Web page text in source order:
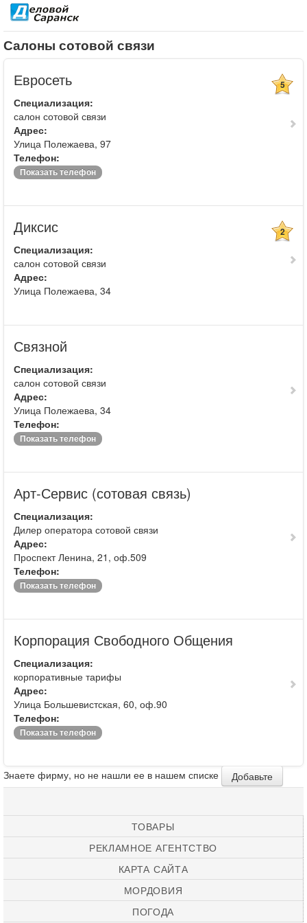
Салоны сотовой связи
Евросеть 5
Специализация:
салон сотовой связи
Адрес:
Улица Полежаева, 97
Телефон:
Показать телефон
Диксис 2
Специализация:
салон сотовой связи
Адрес:
Улица Полежаева, 34
Связной
Специализация:
салон сотовой связи
Адрес:
Улица Полежаева, 34
Телефон:
Показать телефон
Арт-Сервис (сотовая связь)
Специализация:
Дилер оператора сотовой связи
Адрес:
Проспект Ленина, 21, оф.509
Телефон:
Показать телефон
Корпорация Свободного Общения
Специализация:
корпоративные тарифы
Адрес:
Улица Большевистская, 60, оф.90
Телефон:
Показать телефон
Знаете фирму, но не нашли ее в нашем списке Добавьте
ТОВАРЫ
РЕКЛАМНОЕ АГЕНТСТВО
КАРТА САЙТА
МОРДОВИЯ
ПОГОДА